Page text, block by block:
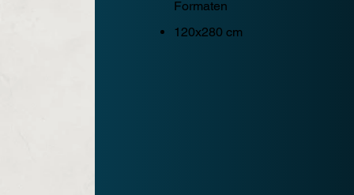
Formaten
120x280 cm